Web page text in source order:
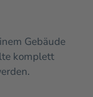
Gebäude
komplett